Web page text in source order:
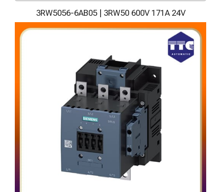
3RW5056-6AB05 | 3RW50 600V 171A 24V